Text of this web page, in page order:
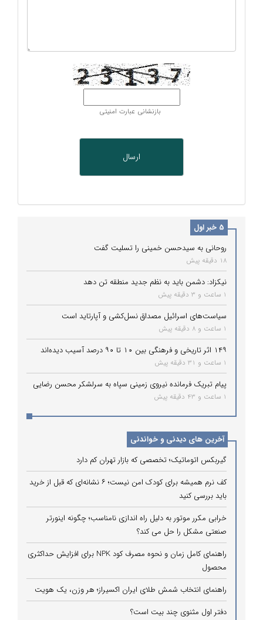
بازنشانی عبارت امنیتی
5 خبر اول
روحانی به سیدحسن خمینی را تسلیت گفت
18 دقیقه پیش
نیکزاد: دشمن باید به نظم جدید منطقه تن دهد
1 ساعت و 3 دقیقه پیش
سیاست‌های اسرائیل مصداق نسل‌کشی و آپارتاید است
1 ساعت و 8 دقیقه پیش
۱۴۹ اثر تاریخی و فرهنگی بین ۱۰ تا ۹۰ درصد آسیب دیده‌اند
1 ساعت و 31 دقیقه پیش
پیام تبریک فرمانده نیروی زمینی سپاه به سرلشکر محسن رضایی
1 ساعت و 43 دقیقه پیش
آخرین های دیدنی و خواندنی
گیربکس اتوماتیک؛ تخصصی که بازار تهران کم دارد
کف نرم همیشه برای کودک امن نیست؛ ۶ نشانه‌ای که قبل از خرید
باید بررسی کنید
خرابی مکرر موتور به دلیل راه‌ اندازی نامناسب؛ چگونه اینورتر
صنعتی مشکل را حل می‌ کند؟
راهنمای کامل زمان و نحوه مصرف کود NPK برای افزایش حداکثری
محصول
راهنمای انتخاب شمش طلای ایران اکسیراز؛ هر وزن، یک هویت
دفتر اول مثنوی چند بیت است؟